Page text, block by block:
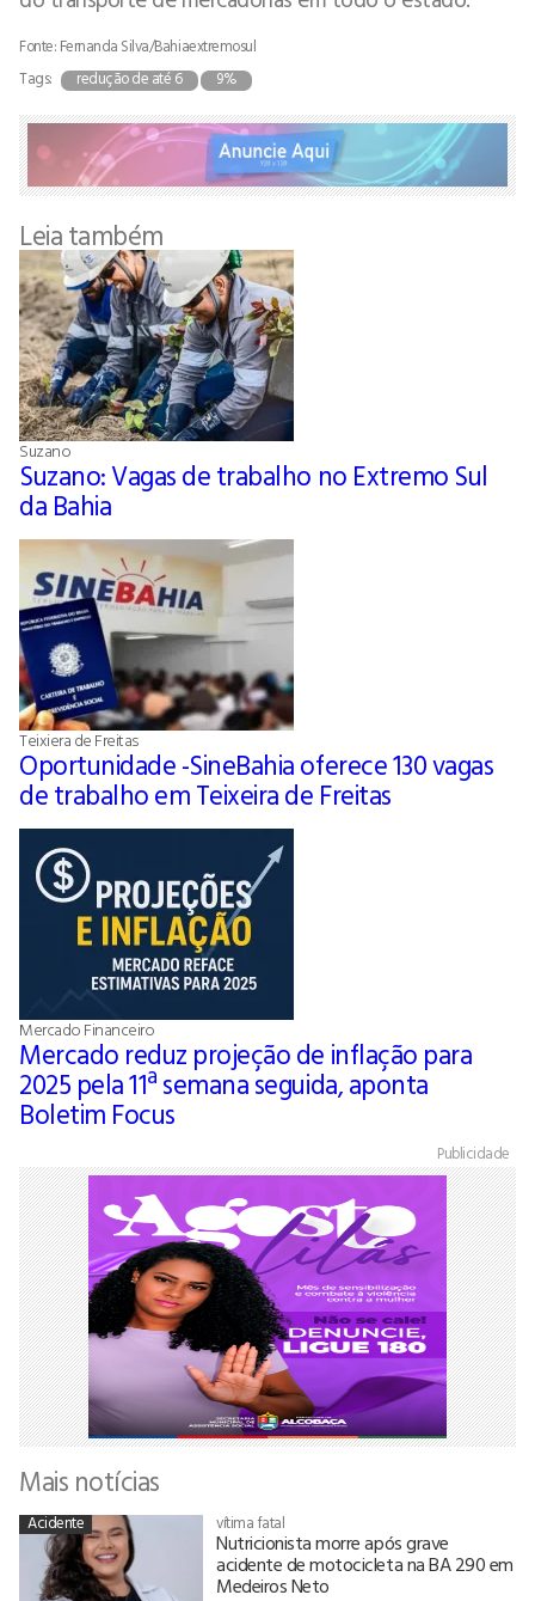
Fonte: Fernanda Silva/Bahiaextremosul
Tags:
redução de até 6 9%
Leia também
Suzano
Suzano: Vagas de trabalho no Extremo Sul
da Bahia
Teixiera de Freitas
Oportunidade -SineBahia oferece 130 vagas
de trabalho em Teixeira de Freitas
Mercado Financeiro
Mercado reduz projeção de inflação para
2025 pela 11ª semana seguida, aponta
Boletim Focus
Publicidade
Mais notícias
Acidente vítima fatal
Nutricionista morre após grave
acidente de motocicleta na BA 290 em
Medeiros Neto